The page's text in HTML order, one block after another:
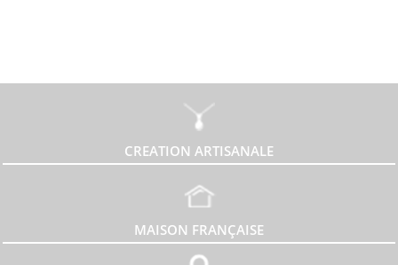
la
CREATION ARTISANALE
MAISON FRANÇAISE